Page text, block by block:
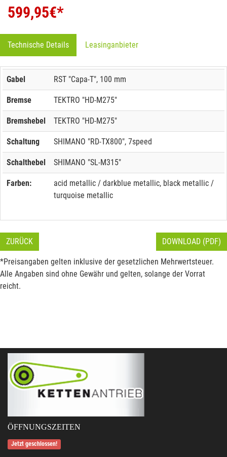
599,95€*
Technische Details Leasinganbieter
Gabel RST "Capa-T", 100 mm
Bremse TEKTRO "HD-M275"
Bremshebel TEKTRO "HD-M275"
Schaltung SHIMANO "RD-TX800", 7speed
Schalthebel SHIMANO "SL-M315"
Farben:
acid metallic / darkblue metallic, black metallic /
turquoise metallic
ZURÜCK DOWNLOAD (PDF)
*Preisangaben gelten inklusive der gesetzlichen Mehrwertsteuer.
Alle Angaben sind ohne Gewähr und gelten, solange der Vorrat
reicht.
ÖFFNUNGSZEITEN
Jetzt geschlossen!